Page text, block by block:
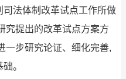
法体制改革试点工作所做
究提出的改革试点方案方
一步研究论证、细化完善,
。